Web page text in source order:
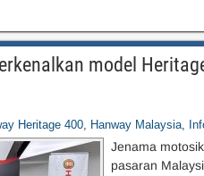
model
Heritage 400, Hanway Malaysia,
Jenama
pasaran